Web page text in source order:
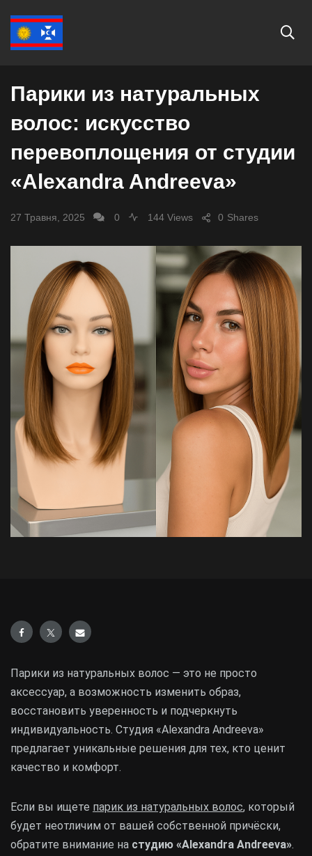
ЗДОРОВ'Я
Парики из натуральных
волос: искусство
перевоплощения от студии
«Alexandra Andreeva»
27 Травня, 2025 0 144 Views Shares
0
Парики из натуральных волос — это не просто
аксессуар, а возможность изменить образ,
восстановить уверенность и подчеркнуть
индивидуальность. Студия «Alexandra Andreeva»
предлагает уникальные решения для тех, кто ценит
качество и комфорт.
Если вы ищете парик из натуральных волос, который
будет неотличим от вашей собственной причёски,
обратите внимание на студию «Alexandra Andreeva».